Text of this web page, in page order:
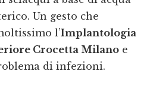
Un gesto che
l’Implantologia
Crocetta Milano e
di infezioni.